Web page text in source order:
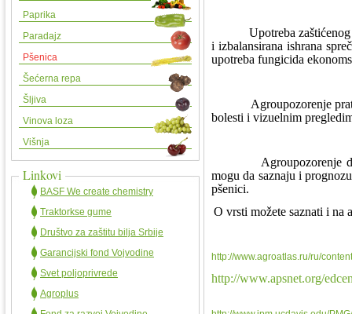
Paprika
Paradajz
Pšenica
Šećerna repa
Šljiva
Vinova loza
Višnja
Linkovi
BASF We create chemistry
Traktorkse gume
Društvo za zaštitu bilja Srbije
Garancijski fond Vojvodine
Svet poljoprivrede
Agroplus
Upotreba zaštićenog
i izbalansirana ishrana
upotreba fungicida
Agroupozorenje prati
bolesti i vizuelnim
Agroupozorenje daje
mogu da saznaju i
pšenici.
O vrsti možete saznati i na
http://www.agroatlas.ru/ru/
http://www.apsnet.org/